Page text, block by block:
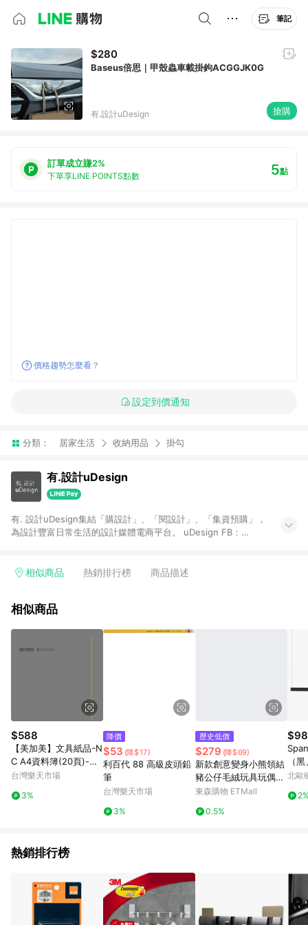
筆記
$280
Baseus倍思｜甲殼蟲車載掛鉤ACGGJK0G
有.設計uDesign 搶購
訂單成立賺2%
下單享LINE POINTS點數 5點
價格趨勢怎麼看？
設定到價通知
分類： 居家生活 收納用品 掛勾
有.設計uDesign
有. 設計uDesign集結「購設計」、「閱設計」、「集資預購」，
為設計豐富日常生活的設計媒體電商平台。 uDesign FB：
並在同一瀏覽器於24小時內結帳，才具點數回饋資格。 2. 使用以
透過 LINE 購物連結到[有. 設計]以外之網站購買之商品不具贈點
規格、顏色、價位、贈品如與 [有. 設計]商品資訊頁及購物車不
符，以 [有. 設計]購物商品資訊頁及購物車標示為準。 7. 點數紅
相似商品 熱銷排行榜 商品描述
相似商品
$588
【美加美】文具紙品-N
C A4資料簿(20頁)-灰
AG2004/12本入【APP
帳號最高1500點)】8/3
台灣樂天市場
3%
降價
$53 (降$17)
利百代 88 高級皮頭鉛
筆
台灣樂天市場
3%
歷史低價
$279 (降$69)
新款創意變身小熊領結
豬公仔毛絨玩具玩偶抓
機娃娃送女生兒童禮物
東森購物 ETMall
0.5%
（
V）
北歐
熱銷排行榜